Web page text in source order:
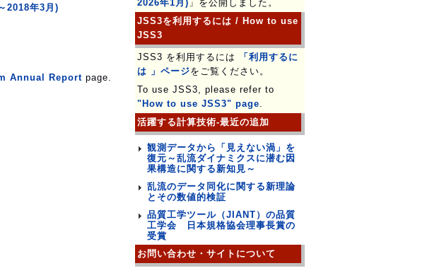
2018年3月)
Annual Report page.
2026年1月) 」を公開しました。
JSS3を利用するには / How to use
JSS3
JSS3 を利用するには
「利用するに
は 」ページをご覧ください。
To use JSS3, please refer to
"How to use JSS3" page.
活躍する計算技術-最近の追加
観測データから「見えない渦」を
復元～乱流ダイナミクスに潜む因
果構造に関する新知見～
乱流のデータ同化に関する新理論
とその数値的検証
品質工学ツール（JIANT）の品質
工学会 日本規格協会理事長賞の
受賞
お問い合わせ・サイトについて